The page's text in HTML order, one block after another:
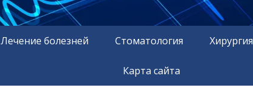
Лечение болезней Стоматология Хирургия
Карта сайта